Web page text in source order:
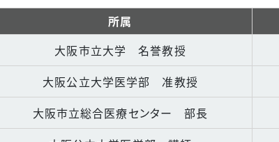
所属
大阪市立大学 名誉教授
大阪公立大学医学部 准教授
大阪市立総合医療センター 部長